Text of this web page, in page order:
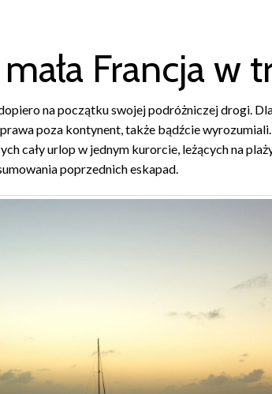
Francja w
na początku swojej podróżniczej drogi.
poza kontynent, także bądźcie
cały urlop w jednym kurorcie, leżących na
poprzednich eskapad.